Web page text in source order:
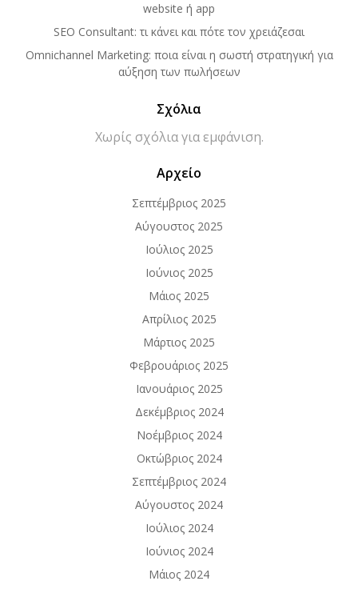
website ή app
SEO Consultant: τι κάνει και πότε τον χρειάζεσαι
Omnichannel Marketing: ποια είναι η σωστή στρατηγική για
αύξηση των πωλήσεων
Σχόλια
Χωρίς σχόλια για εμφάνιση.
Aρχείο
Σεπτέμβριος 2025
Αύγουστος 2025
Ιούλιος 2025
Ιούνιος 2025
Μάιος 2025
Απρίλιος 2025
Μάρτιος 2025
Φεβρουάριος 2025
Ιανουάριος 2025
Δεκέμβριος 2024
Νοέμβριος 2024
Οκτώβριος 2024
Σεπτέμβριος 2024
Αύγουστος 2024
Ιούλιος 2024
Ιούνιος 2024
Μάιος 2024